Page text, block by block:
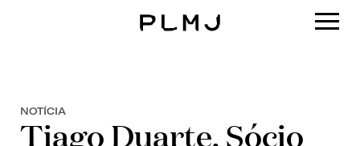
NOTÍCIA
Tiago Duarte, Sócio